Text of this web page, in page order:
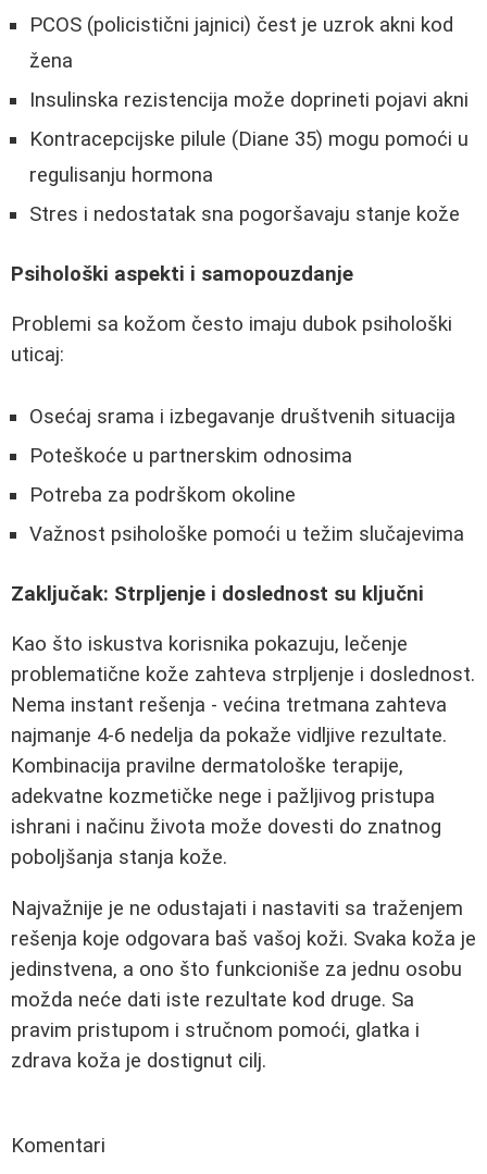
PCOS (policistični jajnici) čest je uzrok akni kod
žena
Insulinska rezistencija može doprineti pojavi akni
Kontracepcijske pilule (Diane 35) mogu pomoći u
regulisanju hormona
Stres i nedostatak sna pogoršavaju stanje kože
Psihološki aspekti i samopouzdanje
Problemi sa kožom često imaju dubok psihološki
uticaj:
Osećaj srama i izbegavanje društvenih situacija
Poteškoće u partnerskim odnosima
Potreba za podrškom okoline
Važnost psihološke pomoći u težim slučajevima
Zaključak: Strpljenje i doslednost su ključni
Kao što iskustva korisnika pokazuju, lečenje
problematične kože zahteva strpljenje i doslednost.
Nema instant rešenja - većina tretmana zahteva
najmanje 4-6 nedelja da pokaže vidljive rezultate.
Kombinacija pravilne dermatološke terapije,
adekvatne kozmetičke nege i pažljivog pristupa
ishrani i načinu života može dovesti do znatnog
poboljšanja stanja kože.
Najvažnije je ne odustajati i nastaviti sa traženjem
rešenja koje odgovara baš vašoj koži. Svaka koža je
jedinstvena, a ono što funkcioniše za jednu osobu
možda neće dati iste rezultate kod druge. Sa
pravim pristupom i stručnom pomoći, glatka i
zdrava koža je dostignut cilj.
Komentari